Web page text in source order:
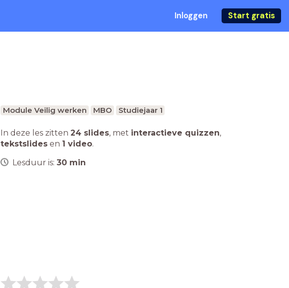
Inloggen Start gratis
Module Veilig werken MBO Studiejaar 1
In deze les zitten 24 slides, met interactieve quizzen,
tekstslides en 1 video.
Lesduur is: 30 min